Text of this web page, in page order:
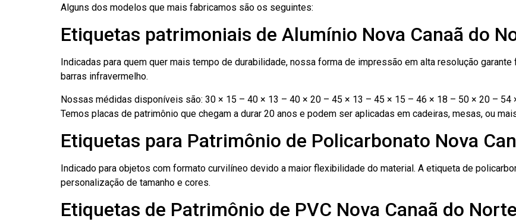
Alguns dos modelos que mais fabricamos são os seguintes:
Etiquetas patrimoniais de Alumínio Nova Canaã do
Indicadas para quem quer mais tempo de durabilidade, nossa forma de impressão em alta resolução
barras infravermelho.
Nossas médidas disponíveis são: 30 × 15 – 40 × 13 – 40 × 20 – 45 × 13 – 45 × 15 – 46 × 18 – 50 × 20 – 54
Temos placas de patrimônio que chegam a durar 20 anos e podem ser aplicadas em cadeiras, mesas, ou
Etiquetas para Patrimônio de Policarbonato Nova
Indicado para objetos com formato curvilíneo devido a maior flexibilidade do material. A etiqueta de
personalização de tamanho e cores.
Etiquetas de Patrimônio de PVC Nova Canaã do Norte